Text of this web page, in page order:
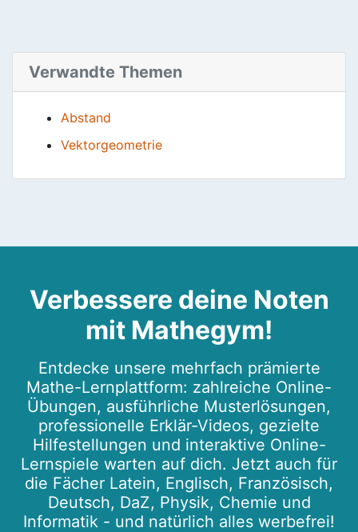
Verwandte Themen
Abstand
Vektorgeometrie
Verbessere deine Noten
mit Mathegym!
Entdecke unsere mehrfach prämierte
Mathe-Lernplattform: zahlreiche Online-
Übungen, ausführliche Musterlösungen,
professionelle Erklär-Videos, gezielte
Hilfestellungen und interaktive Online-
Lernspiele warten auf dich. Jetzt auch für
die Fächer Latein, Englisch, Französisch,
Deutsch, DaZ, Physik, Chemie und
Informatik - und natürlich alles werbefrei!